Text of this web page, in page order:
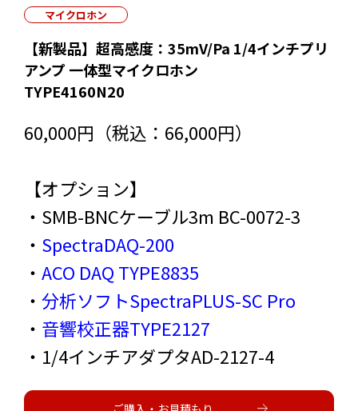
マイクロホン
【新製品】超高感度：35mV/Pa 1/4インチプリ
アンプ 一体型マイクロホン
TYPE4160N20
60,000円（税込：66,000円）
【オプション】
・SMB-BNCケーブル3m BC-0072-3
・ SpectraDAQ-200
・ ACO DAQ TYPE8835
・ 分析ソフトSpectraPLUS-SC Pro
・ 音響校正器TYPE2127
・1/4インチアダプタAD-2127-4